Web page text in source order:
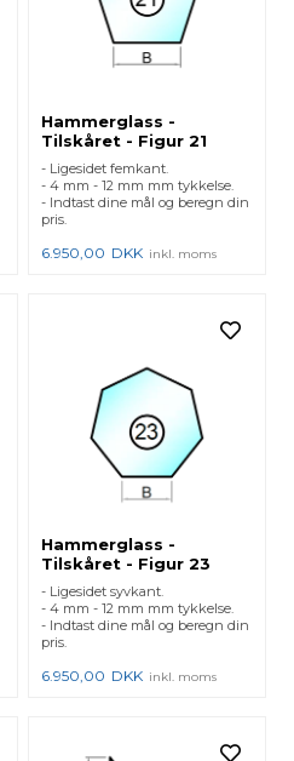
Hammerglass -
Tilskåret - Figur 21
- Ligesidet femkant.
- 4 mm - 12 mm mm tykkelse.
- Indtast dine mål og beregn din
pris.
6.950,00 DKK inkl. moms
Hammerglass -
Tilskåret - Figur 23
- Ligesidet syvkant.
- 4 mm - 12 mm mm tykkelse.
- Indtast dine mål og beregn din
pris.
6.950,00 DKK inkl. moms